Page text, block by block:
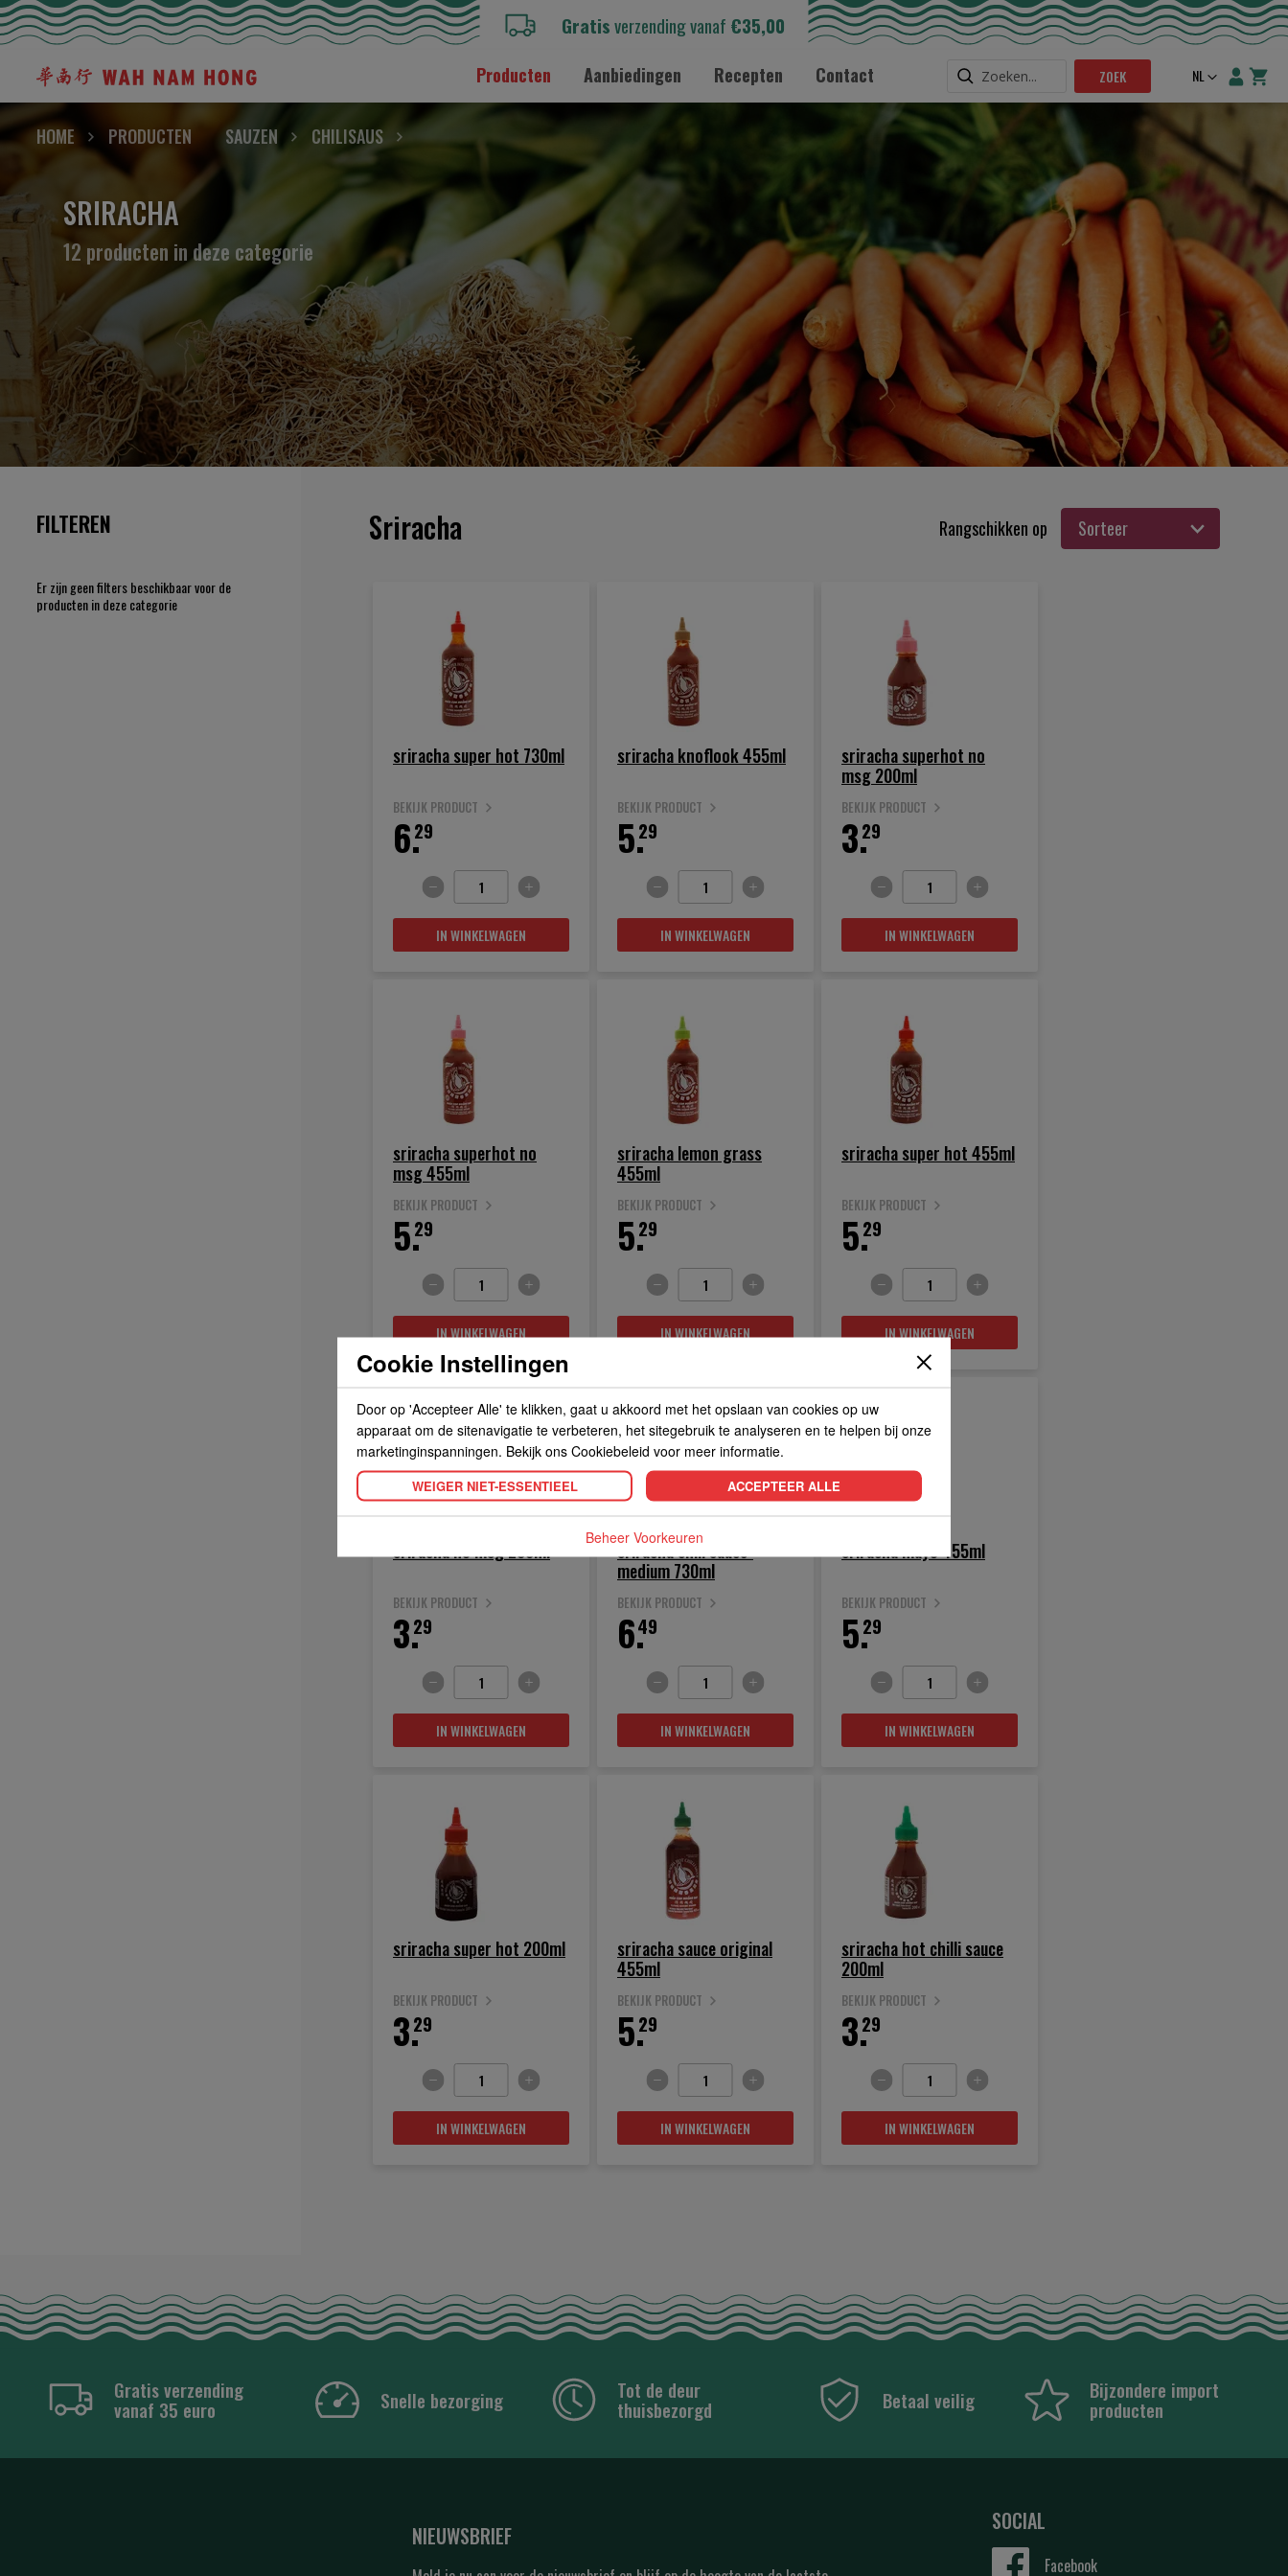
Gratisverzending vanaf €35,00
Producten Aanbiedingen Recepten Contact ZOEK Taal
NL
HOME PRODUCTEN SAUZEN CHILISAUS
SRIRACHA
12 producten in deze categorie
Rangschikken op
Sriracha
sriracha super hot 730ml
BEKIJK PRODUCT
29
6.
IN WINKELWAGEN
sriracha knoflook 455ml
BEKIJK PRODUCT
29
5.
IN WINKELWAGEN
sriracha superhot no
msg 200ml
BEKIJK PRODUCT
29
3.
IN WINKELWAGEN
sriracha superhot no
msg 455ml
BEKIJK PRODUCT
29
5.
IN WINKELWAGEN
sriracha lemon grass
455ml
BEKIJK PRODUCT
29
5.
IN WINKELWAGEN
sriracha super hot 455ml
BEKIJK PRODUCT
29
5.
IN WINKELWAGEN
sriracha no msg 200ml
BEKIJK PRODUCT
29
3.
IN WINKELWAGEN
sriracha chili sauce-
medium 730ml
BEKIJK PRODUCT
49
6.
IN WINKELWAGEN
sriracha mayo 455ml
BEKIJK PRODUCT
29
5.
IN WINKELWAGEN
sriracha super hot 200ml
BEKIJK PRODUCT
29
3.
IN WINKELWAGEN
sriracha sauce original
455ml
BEKIJK PRODUCT
29
5.
IN WINKELWAGEN
sriracha hot chilli sauce
200ml
BEKIJK PRODUCT
29
3.
IN WINKELWAGEN
FILTEREN
Er zijn geen filters beschikbaar voor de
producten in deze categorie
Gratis verzending
vanaf 35 euro Snelle bezorging Tot de deur
thuisbezorgd Betaal veilig Bijzondere import
producten
NIEUWSBRIEF
SOCIAL
Facebook
Cookie Instellingen
Door op 'Accepteer Alle' te klikken, gaat u akkoord met het opslaan van cookies op uw
apparaat om de sitenavigatie te verbeteren, het sitegebruik te analyseren en te helpen bij onze
marketinginspanningen. Bekijk ons Cookiebeleid voor meer informatie.
WEIGER NIET-ESSENTIEEL ACCEPTEER ALLE
Beheer Voorkeuren